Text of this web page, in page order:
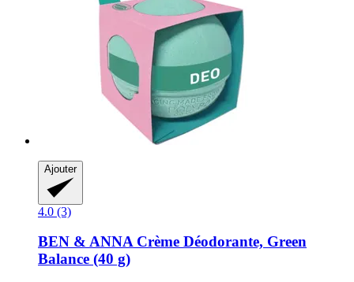
Ajouter
4.0 (3)
BEN & ANNACrème Déodorante, Green
Balance (40 g)